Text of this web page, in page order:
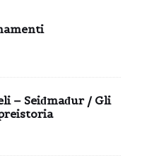
– Seiđmađur / Gli